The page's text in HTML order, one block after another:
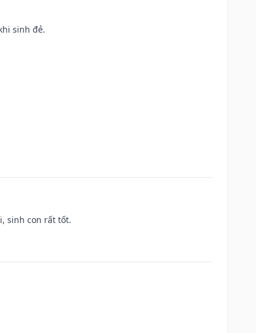
sinh đẻ.
sinh con rất tốt.